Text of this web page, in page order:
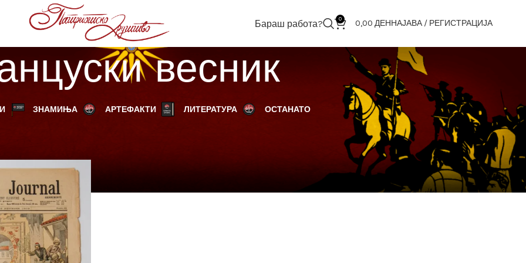
Бараш работа? 0 0,00 ДЕННАЈАВА / РЕГИСТРАЦИЈА
весник
ЗНАМИЊА АРТЕФАКТИ ЛИТЕРАТУРА ОСТАНАТО